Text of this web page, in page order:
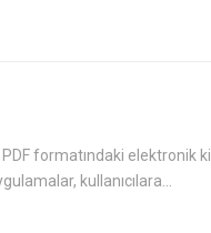
formatındaki elektronik
kullanıcılara...